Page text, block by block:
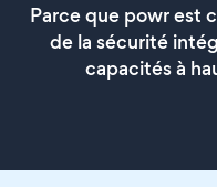
Parce que powr est
de la sécurité
capacités à